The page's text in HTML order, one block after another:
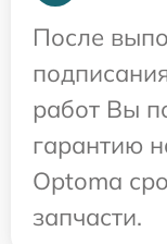
После
работ Вы
гарантию
Optoma
запчасти.